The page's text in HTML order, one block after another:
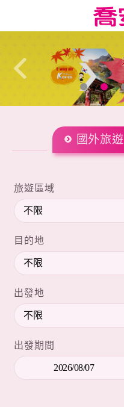
往前
國外旅遊
旅遊區域
目的地
出發地
出發期間